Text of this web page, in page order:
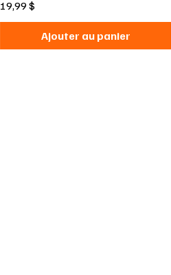
Prix
19,99 $
Ajouter au panier